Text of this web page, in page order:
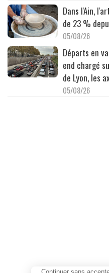
Dans l'Ain,
de 23 %
05/08/26
Départs en
end chargé
de Lyon, les
05/08/26